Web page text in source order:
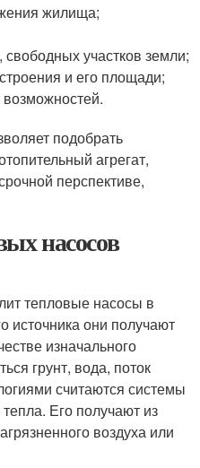
жилища;
участков земли;
и его площади;
подобрать
агрегат,
перспективе,
насосов
тепловые насосы в
источника они получают
изначального
грунт, вода, поток
считаются системы
Его получают из
воздуха или